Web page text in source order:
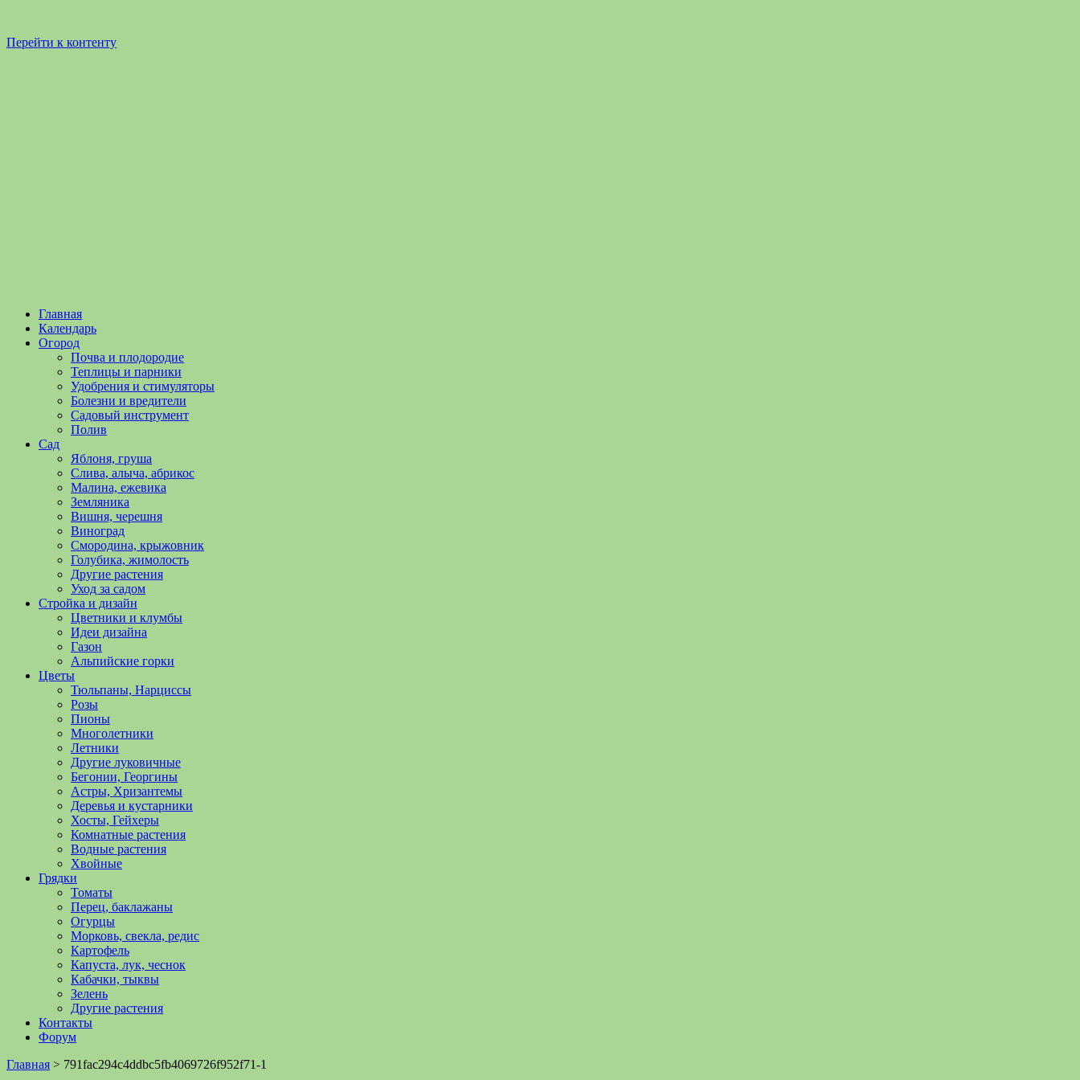
Перейти к контенту
Садоводство
Огородничество
Садоводство
огородничество
полезные
уходу
овощами,
растениями
Поможем
обустройстве
выращивании
Главная
Календарь
Огород
Почва и плодородие
Теплицы и парники
Удобрения и стимуляторы
Болезни и вредители
Садовый инструмент
Полив
Сад
Яблоня, груша
Слива, алыча, абрикос
Малина, ежевика
Земляника
Вишня, черешня
Виноград
Смородина, крыжовник
Голубика, жимолость
Другие растения
Уход за садом
Стройка и дизайн
Цветники и клумбы
Идеи дизайна
Газон
Альпийские горки
Цветы
Тюльпаны, Нарциссы
Розы
Пионы
Многолетники
Летники
Другие луковичные
Бегонии, Георгины
Астры, Хризантемы
Деревья и кустарники
Хосты, Гейхеры
Комнатные растения
Водные растения
Хвойные
Грядки
Томаты
Перец, баклажаны
Огурцы
Морковь, свекла, редис
Картофель
Капуста, лук, чеснок
Кабачки, тыквы
Зелень
Другие растения
Контакты
Форум
Главная > 791fac294c4ddbc5fb4069726f952f71-1